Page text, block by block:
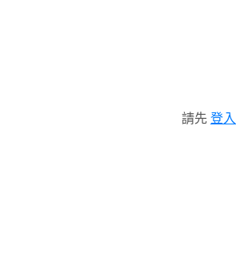
請先 登入